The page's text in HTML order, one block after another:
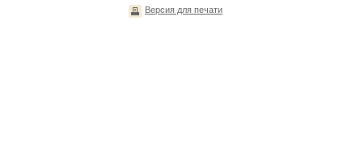
Версия для печати